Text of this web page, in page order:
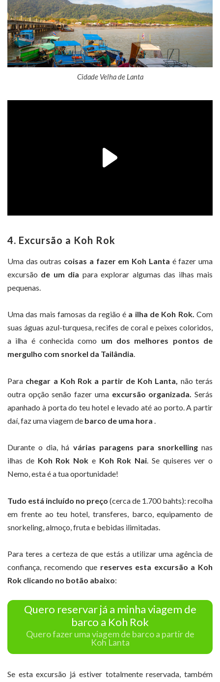
Cidade Velha de Lanta
4. Excursão a Koh Rok
Uma das outras coisas a fazer em Koh Lanta é fazer uma
excursão de um dia para explorar algumas das ilhas mais
pequenas.
Uma das mais famosas da região é a ilha de Koh Rok. Com
suas águas azul-turquesa, recifes de coral e peixes coloridos,
a ilha é conhecida como um dos melhores pontos de
mergulho com snorkel da Tailândia.
Para chegar a Koh Rok a partir de Koh Lanta, não terás
outra opção senão fazer uma excursão organizada. Serás
apanhado à porta do teu hotel e levado até ao porto. A partir
daí, faz uma viagem de barco de uma hora
Durante o dia, há várias paragens para snorkellingnas
ilhas de Koh Rok Nok e Koh Rok Nai. Se quiseres ver o
Nemo, esta é a tua oportunidade!
Tudo está incluído no preço (cerca de 1.700 bahts): recolha
em frente ao teu hotel, transferes, barco, equipamento de
snorkeling, almoço, fruta e bebidas ilimitadas.
Para teres a certeza de que estás a utilizar uma agência de
confiança, recomendo que reserves esta excursão a Koh
Rok clicando no botão abaixo:
Quero reservar já a minha viagem de
barco a Koh Rok
Quero fazer uma viagem de barco a partir de
Koh Lanta
Se esta excursão já estiver totalmente reservada, também